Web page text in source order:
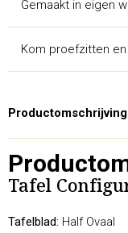
Gemaakt in eigen
Kom proefzitten
Productomschrijving
Tafel
Tafelblad: Half Ovaal